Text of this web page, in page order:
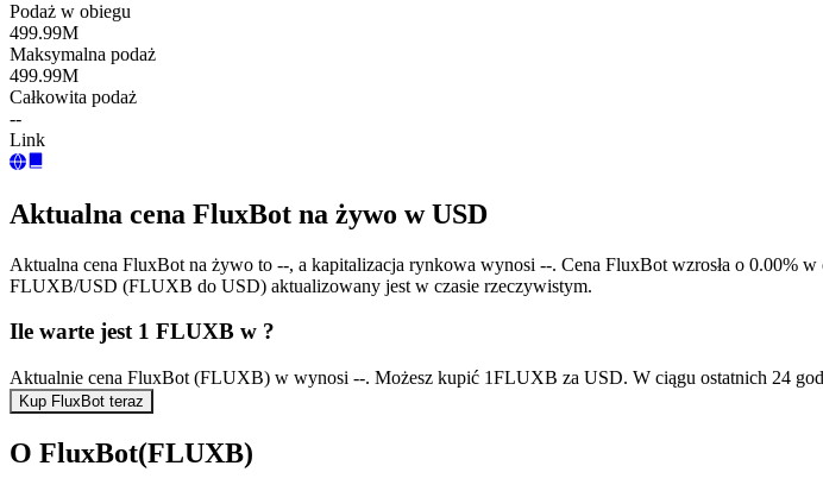
Podaż w obiegu
499.99M
Maksymalna podaż
499.99M
Całkowita podaż
--
Link
Aktualna cena FluxBot na żywo w USD
Aktualna cena FluxBot na żywo to --, a kapitalizacja rynkowa wynosi --. Cena FluxBot wzrosła o 0.00%
FLUXB/USD (FLUXB do USD) aktualizowany jest w czasie rzeczywistym.
Ile warte jest 1 FLUXB w ?
Aktualnie cena FluxBot (FLUXB) w wynosi --. Możesz kupić 1FLUXB za USD. W ciągu ostatnich 24
Kup FluxBot teraz
O FluxBot(FLUXB)